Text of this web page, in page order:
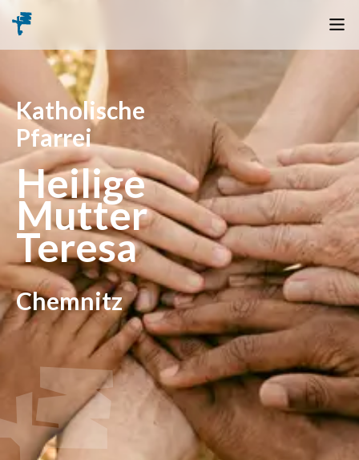
Katholische
Pfarrei
Heilige
Mutter
Teresa
Chemnitz